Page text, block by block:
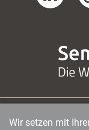
Wir setzen mit